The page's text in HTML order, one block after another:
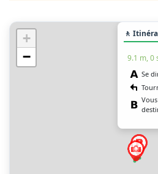
+
−
🚶
9.1 m, 0
Se